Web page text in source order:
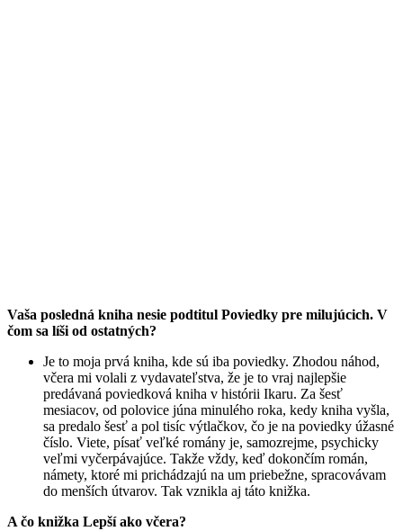
Vaša posledná kniha nesie podtitul Poviedky pre milujúcich. V
čom sa líši od ostatných?
Je to moja prvá kniha, kde sú iba poviedky. Zhodou náhod,
včera mi volali z vydavateľstva, že je to vraj najlepšie
predávaná poviedková kniha v histórii Ikaru. Za šesť
mesiacov, od polovice júna minulého roka, kedy kniha vyšla,
sa predalo šesť a pol tisíc výtlačkov, čo je na poviedky úžasné
číslo. Viete, písať veľké romány je, samozrejme, psychicky
veľmi vyčerpávajúce. Takže vždy, keď dokončím román,
námety, ktoré mi prichádzajú na um priebežne, spracovávam
do menších útvarov. Tak vznikla aj táto knižka.
A čo knižka Lepší ako včera?